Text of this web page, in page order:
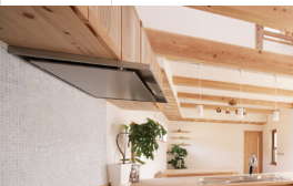
音響熟成木材
霧島山麓の杉を独自の技術で乾燥
幻の漆喰
自然の力による天然の空気清浄機